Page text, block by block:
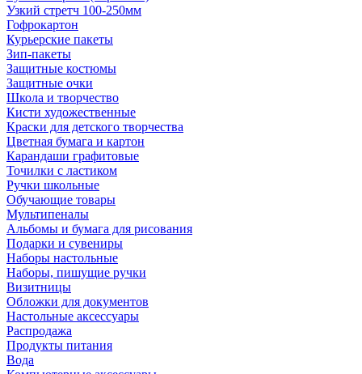
Узкий стретч 100-250мм
Гофрокартон
Курьерские пакеты
Зип-пакеты
Защитные костюмы
Защитные очки
Школа и творчество
Кисти художественные
Краски для детского творчества
Цветная бумага и картон
Карандаши графитовые
Точилки с ластиком
Ручки школьные
Обучающие товары
Мультипеналы
Альбомы и бумага для рисования
Подарки и сувениры
Наборы настольные
Наборы, пишущие ручки
Визитницы
Обложки для документов
Настольные аксессуары
Распродажа
Продукты питания
Вода